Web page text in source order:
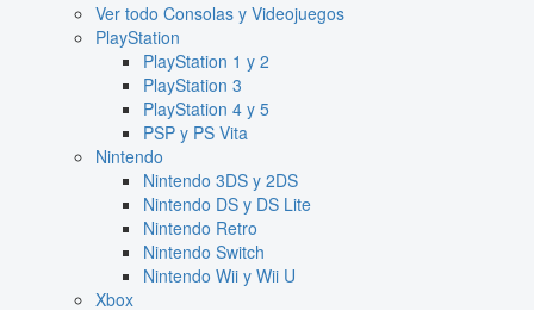
Ver todo Consolas y Videojuegos
PlayStation
PlayStation 1 y 2
PlayStation 3
PlayStation 4 y 5
PSP y PS Vita
Nintendo
Nintendo 3DS y 2DS
Nintendo DS y DS Lite
Nintendo Retro
Nintendo Switch
Nintendo Wii y Wii U
Xbox